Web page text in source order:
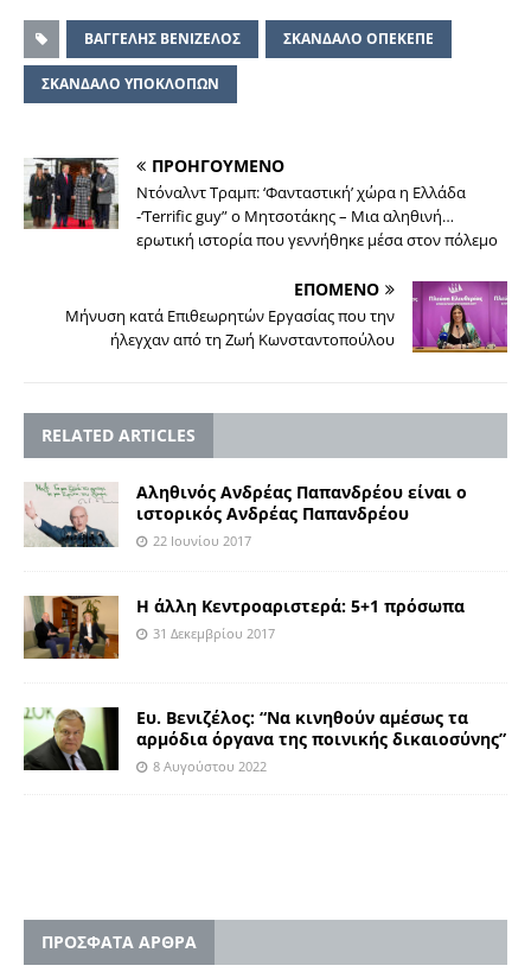
ΒΑΓΓΕΛΗΣ ΒΕΝΙΖΕΛΟΣ ΣΚΑΝΔΑΛΟ ΟΠΕΚΕΠΕ
ΣΚΑΝΔΑΛΟ ΥΠΟΚΛΟΠΩΝ
ΠΡΟΗΓΟΥΜΕΝΟ
Ντόναλντ Τραμπ: ‘Φανταστική’ χώρα η Ελλάδα
-‘Terrific guy” ο Μητσοτάκης – Μια αληθινή…
ερωτική ιστορία που γεννήθηκε μέσα στον πόλεμο
ΕΠΟΜΕΝΟ
Μήνυση κατά Επιθεωρητών Εργασίας που την
ήλεγχαν από τη Ζωή Κωνσταντοπούλου
RELATED ARTICLES
Αληθινός Ανδρέας Παπανδρέου είναι ο
ιστορικός Ανδρέας Παπανδρέου
22 Ιουνίου 2017
Η άλλη Κεντροαριστερά: 5+1 πρόσωπα
31 Δεκεμβρίου 2017
Eυ. Βενιζέλος: “Να κινηθούν αμέσως τα
αρμόδια όργανα της ποινικής δικαιοσύνης”
8 Αυγούστου 2022
ΠΡΟΣΦΑΤΑ ΑΡΘΡΑ